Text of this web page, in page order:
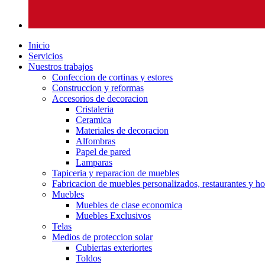
Inicio
Servicios
Nuestros trabajos
Confeccion de cortinas y estores
Construccion y reformas
Accesorios de decoracion
Cristaleria
Ceramica
Materiales de decoracion
Alfombras
Papel de pared
Lamparas
Tapiceria y reparacion de muebles
Fabricacion de muebles personalizados, restaurantes y
Muebles
Muebles de clase economica
Muebles Exclusivos
Telas
Medios de proteccion solar
Cubiertas exteriortes
Toldos